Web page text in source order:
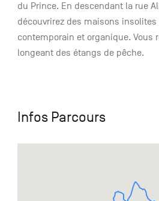
du Prince. En descendant la rue
découvrirez des maisons insolites
contemporain et organique. Vous
longeant des étangs de pêche.
Infos Parcours